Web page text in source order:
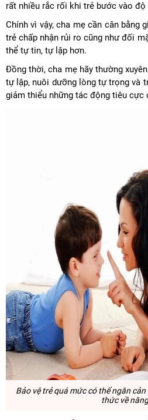
rất nhiều rắc rối khi trẻ bước vào
Chính vì vậy, cha mẹ cần cân bằng
trẻ chấp nhận rủi ro cũng như đối
thể tự tin, tự lập hơn.
Đồng thời, cha mẹ hãy thường
tự lập, nuôi dưỡng lòng tự trọng và
giảm thiểu những tác động tiêu cực
Bảo vệ trẻ quá mức có thể ngăn
thức về